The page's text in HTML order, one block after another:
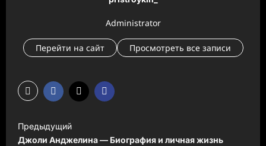
Administrator
Перейти на сайт Просмотреть все записи
Н
а
Предыдущий
Джоли Анджелина — Биография и личная жизнь